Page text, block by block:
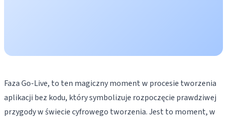
Faza Go-Live, to ten magiczny moment w procesie tworzenia
aplikacji bez kodu, który symbolizuje rozpoczęcie prawdziwej
przygody w świecie cyfrowego tworzenia. Jest to moment, w